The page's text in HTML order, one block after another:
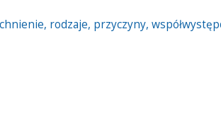
rodzaje, przyczyny,